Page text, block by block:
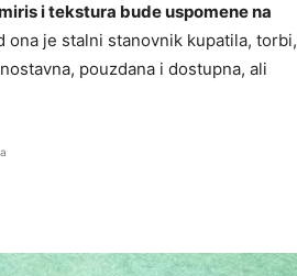
i tekstura bude uspomene na
ona je stalni stanovnik kupatila, torbi,
pouzdana i dostupna, ali